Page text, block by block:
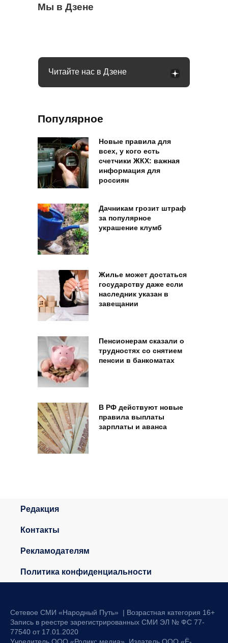
Мы в Дзене
Для СНТ введут единый тариф на
электричество: ФАС выступила с
Правила для пассажиров автобусов будут
Мошенники плотно взялись за
Читайте нас в Дзене
Популярное
Новые правила для
всех, у кого есть
счетчики ЖКХ: важная
информация для
россиян
Дачникам грозит штраф
за популярное
украшение клумб
Жилье может достаться
государству даже если
наследник указан в
завещании
Пенсионерам сказали о
трудностях со снятием
пенсии в банкоматах
В РФ действуют новые
правила выплаты
зарплаты и аванса
Редакция
Контакты
Рекламодателям
Политика конфиденциальности
Сетевое СМИ «Народный Путь» | Возрастная категория 16+
Запись в реестре зарегистрированных СМИ ЭЛ № ФС 77-
77540 от 17.01.2020